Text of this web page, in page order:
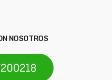
NOSOTROS